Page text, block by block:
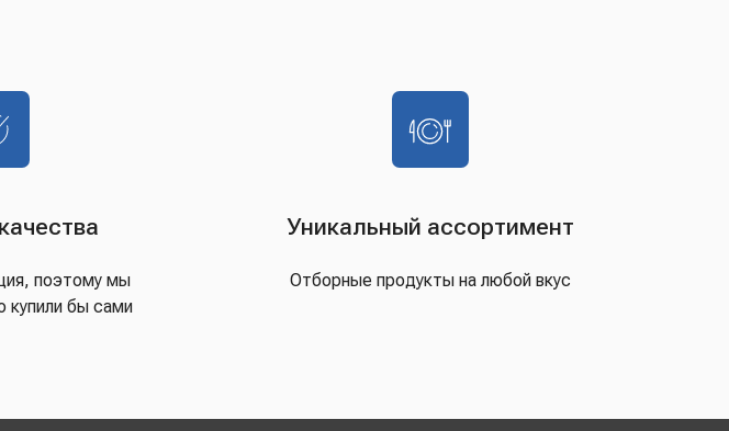
поэтому мы
купили бы сами
Уникальный ассортимент
Отборные продукты на любой вкус